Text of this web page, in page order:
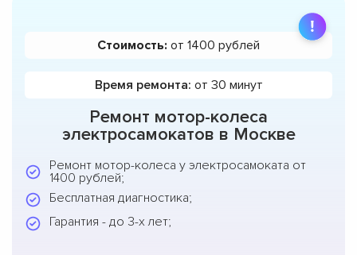
Ремонт мотор-колеса
электросамокатов в Москве
Ремонт мотор-колеса у электросамоката от
1400 рублей;
Бесплатная диагностика;
Гарантия - до 3-х лет;
Стоимость: от 1400 рублей
Время ремонта: от 30 минут